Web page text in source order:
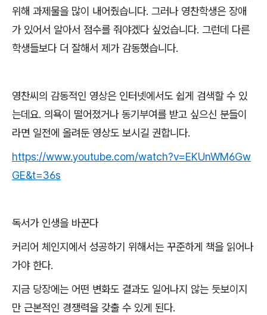
위해 과제물을 많이 내어줬습니다. 그러나 영찬학생은 장애
가 있어서 알아서 점수를 줘야겠다 싶었습니다. 그런데 다른
학생들보다 더 잘해서 제가 감동했습니다.
영찬씨의 감동적인 영상은 인터넷에서도 쉽게 검색할 수 있
는데요. 의욕이 떨어졌거나 동기부여를 받고 싶으신 분들이
라면 일전에 올려둔 영상도 보시길 권합니다.
https://www.youtube.com/watch?v=EKUnWM6Gw
GE&t=36s
독서가 인생을 바꾼다
커리어 체인지에서 성공하기 위해서는 꾸준하게 책을 읽어나
가야 한다.
지금 당장에는 어떤 변화도 결과도 일어나지 않는 듯보이지
만 근본적인 경쟁력을 갖출 수 있게 된다.